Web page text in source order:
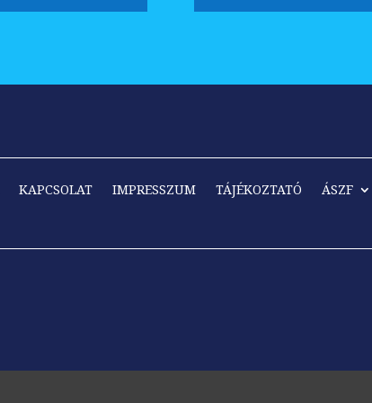
KAPCSOLAT IMPRESSZUM TÁJÉKOZTATÓ
ÁSZF